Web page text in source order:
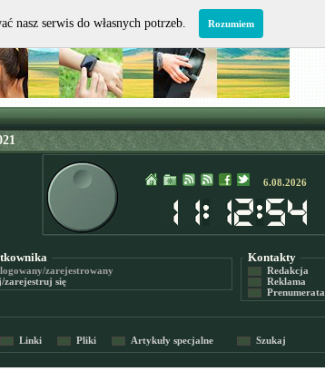
6.08.2026
zarejestrowany
zarejestruj się
Kontakty
Redakcja
Reklama
Prenumerata
Linki Pliki Artykuły specjalne Szukaj
nasz serwis do własnych potrzeb. Rozumiem